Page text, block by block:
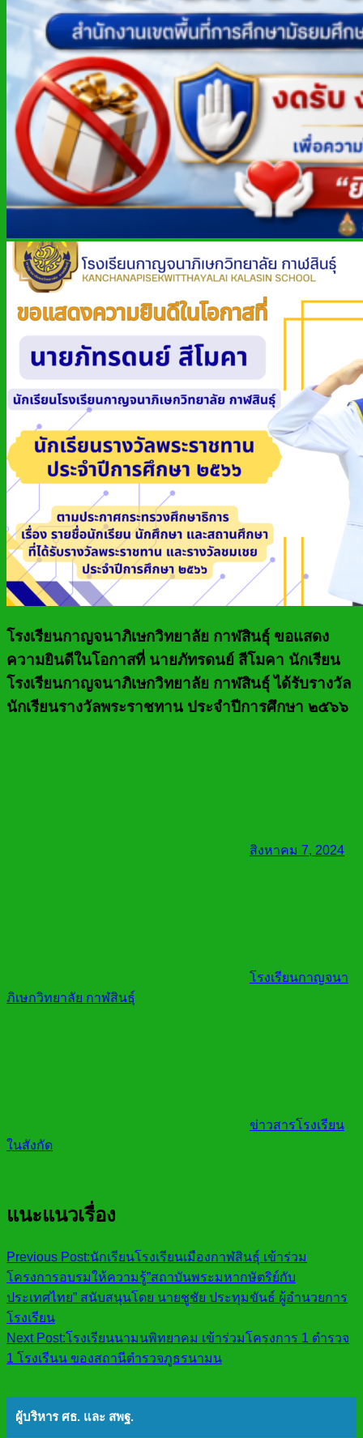
โรงเรียนกาญจนาภิเษกวิทยาลัย กาฬสินธุ์ ขอแสดง
ความยินดีในโอกาสที่ นายภัทรดนย์ สีโมคา นักเรียน
โรงเรียนกาญจนาภิเษกวิทยาลัย กาฬสินธุ์ ได้รับรางวัล
นักเรียนรางวัลพระราชทาน ประจำปีการศึกษา ๒๕๖๖
สิงหาคม 7, 2024
โรงเรียนกาญจนา
ภิเษกวิทยาลัย กาฬสินธุ์
ข่าวสารโรงเรียน
ในสังกัด
แนะแนวเรื่อง
Previous Post:นักเรียนโรงเรียนเมืองกาฬสินธุ์ เข้าร่วม
โครงการอบรมให้ความรู้”สถาบันพระมหากษัตริย์กับ
ประเทศไทย” สนับสนุนโดย นายชูชัย ประทุมขันธ์ ผู้อำนวยการ
โรงเรียน
Next Post:โรงเรียนนามนพิทยาคม เข้าร่วมโครงการ 1 ตำรวจ
1 โรงเรีนน ของสถานีตำรวจภูธรนามน
ผู้บริหาร ศธ. และ สพฐ.